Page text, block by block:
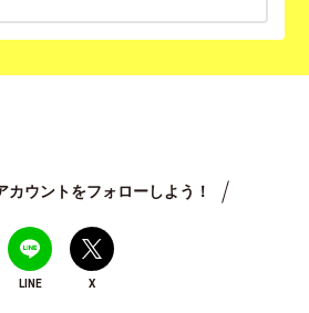
カウントをフォローしよう！
LINE X